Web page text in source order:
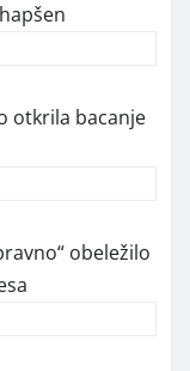
otkrila bacanje
obeležilo